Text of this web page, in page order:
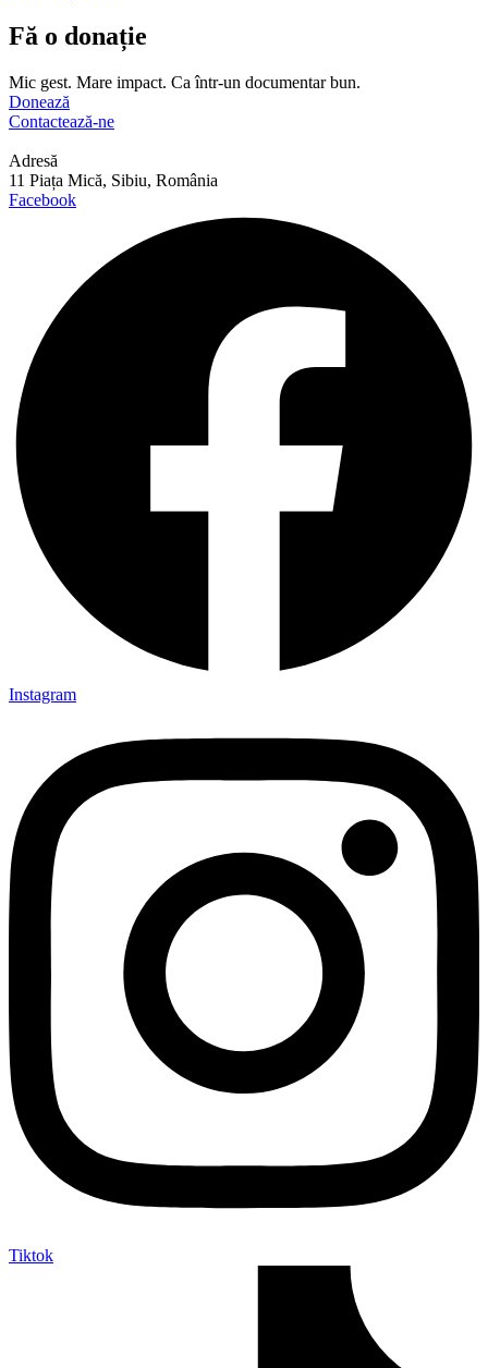
Fă o donație
Mic gest. Mare impact. Ca într-un documentar bun.
Donează
Contactează-ne
Adresă
11 Piața Mică, Sibiu, România
Facebook
Instagram
Tiktok